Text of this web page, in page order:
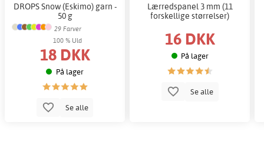
DROPS Snow (Eskimo) garn -
50 g
29 Farver
100 % Uld
18 DKK
På lager
Se alle
Lærredspanel 3 mm (11
forskellige størrelser)
16 DKK
På lager
Se alle